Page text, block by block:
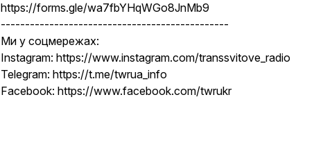
https://forms.gle/wa7fbYHqWGo8JnMb9
-----------------------------------------------
Ми у соцмережах:
Instagram: https://www.instagram.com/transsvitove_radio
Telegram: https://t.me/twrua_info
Facebook: https://www.facebook.com/twrukr